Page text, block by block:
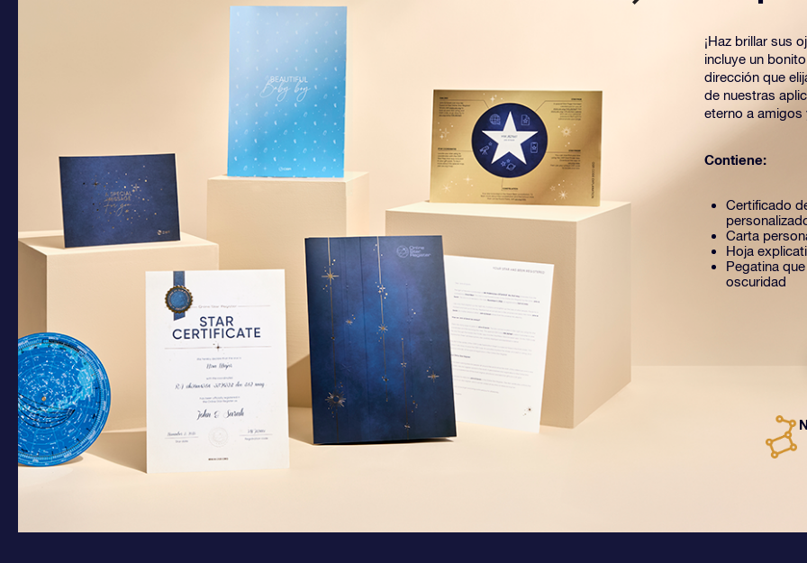
¡Haz brillar sus
incluye un
dirección que
de nuestras
eterno a
Contiene:
Certificado
Carta
Hoja
Pegatina
oscuridad